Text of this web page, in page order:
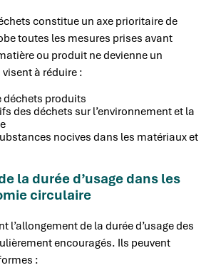
constitue un axe prioritaire de
toutes les mesures prises avant
ou produit ne devienne un
à réduire :
déchets produits
des déchets sur l’environnement et la
nocives dans les matériaux et
la durée d’usage dans les
circulaire
l’allongement de la durée d’usage des
encouragés. Ils peuvent
: